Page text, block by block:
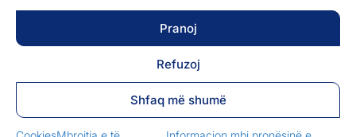
Pranoj
Refuzoj
Shfaq më shumë
Newsletter